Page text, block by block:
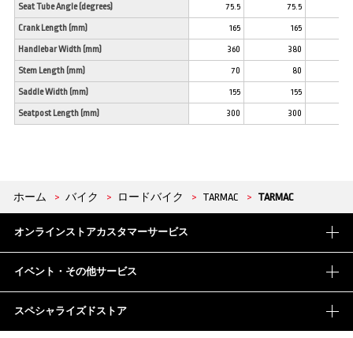
Seat Tube Angle (degrees) 75.5 75.5
Crank Length (mm) 165 165
Handlebar Width (mm) 360 380
Stem Length (mm) 70 80
Saddle Width (mm) 155 155
Seatpost Length (mm) 300 300
ホーム > バイク > ロードバイク > TARMAC > TARMAC
オンラインストアカスタマーサービス
イベント・その他サービス
スペシャライズドストア